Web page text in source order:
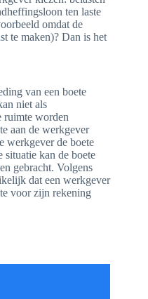
ten laste
omdat de
te maken)? Dan is het
van een boete
niet als
ruimte worden
aan de werkgever
werkgever de boete
situatie kan de boete
gebracht. Volgens
dat een werkgever
voor zijn rekening